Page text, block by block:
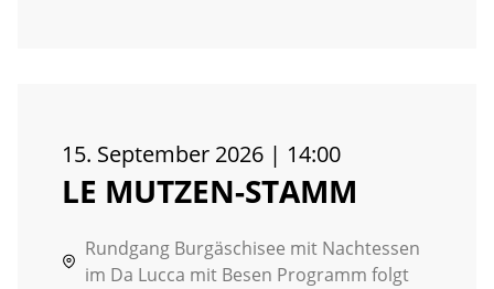
15. September 2026 | 14:00
LE MUTZEN-STAMM
Rundgang Burgäschisee mit Nachtessen
im Da Lucca mit Besen Programm folgt